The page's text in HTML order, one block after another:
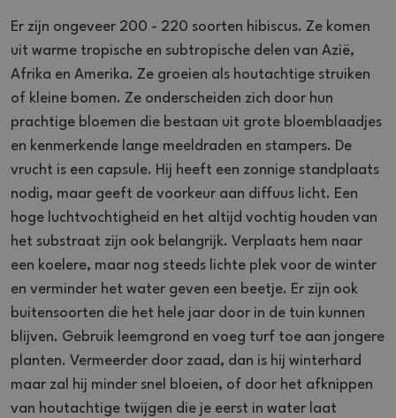
Er zijn ongeveer 200 - 220 soorten hibiscus. Ze komen
uit warme tropische en subtropische delen van Azië,
Afrika en Amerika. Ze groeien als houtachtige struiken
of kleine bomen. Ze onderscheiden zich door hun
prachtige bloemen die bestaan uit grote bloemblaadjes
en kenmerkende lange meeldraden en stampers. De
vrucht is een capsule. Hij heeft een zonnige standplaats
nodig, maar geeft de voorkeur aan diffuus licht. Een
hoge luchtvochtigheid en het altijd vochtig houden van
het substraat zijn ook belangrijk. Verplaats hem naar
een koelere, maar nog steeds lichte plek voor de winter
en verminder het water geven een beetje. Er zijn ook
buitensoorten die het hele jaar door in de tuin kunnen
blijven. Gebruik leemgrond en voeg turf toe aan jongere
planten. Vermeerder door zaad, dan is hij winterhard
maar zal hij minder snel bloeien, of door het afknippen
van houtachtige twijgen die je eerst in water laat